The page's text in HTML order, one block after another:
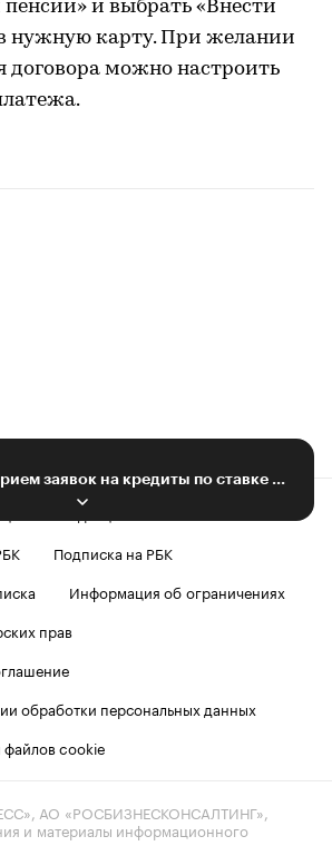
и выбрать «Внести
нужную карту. При желании
договора можно настроить
ПСБ начинает прием заявок на кредиты по ставке 2%
Подписка на РБК
Информация об ограничениях
прав
обработки персональных данных
файлов cookie
АО «РОСБИЗНЕСКОНСАЛТИНГ»,
и материалы информационного